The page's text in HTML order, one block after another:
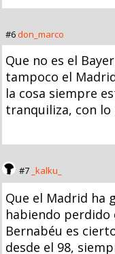
#6don_marco
Que no es el
tampoco el
la cosa siempre
tranquiliza, con lo
#7 _kalku_
Que el Madrid ha
habiendo perdido
Bernabéu es
desde el 98,